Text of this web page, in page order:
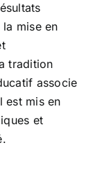
mise en
tradition
associe
est mis en
et